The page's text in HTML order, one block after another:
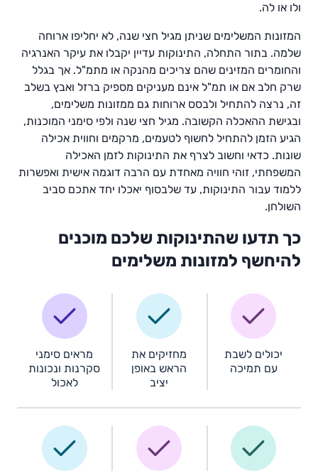
ולו או לה.
המזונות המשלימים שניתן מגיל חצי שנה, לא יחליפו ארוחה
שלמה. בתור התחלה, התינוקות עדיין יקבלו את עיקר האנרגיה
והחומרים המזינים שהם צריכים מהנקה או מתמ"ל. אך בגלל
שרק חלב אם או תמ"ל אינם מעניקים מספיק ברזל ואבץ בשלב
זה, נרצה להתחיל ולבסס ארוחות גם ממזונות משלימים,
ובגישת ההאכלה הקשובה. מגיל חצי שנה ולפי סימני המוכנות,
הגיע הזמן להתחיל לחשוף לטעמים, מרקמים וחווית אכילה
שונות. כדאי וחשוב לצרף את התינוקות לזמן האכילה
המשפחתי, זוהי חוויה מאחדת עם הרבה דוגמה אישית ואפשרות
ללמוד עבור התינוקות, עד שלבסוף יאכלו יחד אתכם סביב
השולחן.
כך תדעו שהתינוקות שלכם מוכנים
להיחשף למזונות משלימים
יכולים לשבת
עם תמיכה
מחזיקים את
הראש באופן
יציב
מראים סימני
סקרנות ונכונות
לאכול